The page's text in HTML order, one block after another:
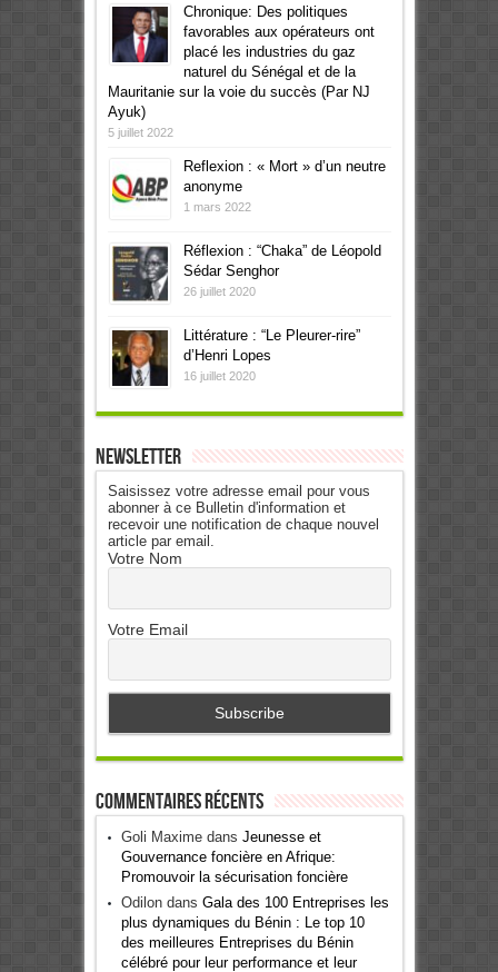
Chronique: Des politiques
favorables aux opérateurs ont
placé les industries du gaz
naturel du Sénégal et de la
Mauritanie sur la voie du succès (Par NJ
Ayuk)
5 juillet 2022
Reflexion : « Mort » d’un neutre
anonyme
1 mars 2022
Réflexion : “Chaka” de Léopold
Sédar Senghor
26 juillet 2020
Littérature : “Le Pleurer-rire”
d’Henri Lopes
16 juillet 2020
Newsletter
Saisissez votre adresse email pour vous
abonner à ce Bulletin d'information et
recevoir une notification de chaque nouvel
article par email.
Votre Nom
Votre Email
Commentaires récents
Goli Maximedans Jeunesse et
Gouvernance foncière en Afrique:
Promouvoir la sécurisation foncière
Odilondans Gala des 100 Entreprises les
plus dynamiques du Bénin : Le top 10
des meilleures Entreprises du Bénin
célébré pour leur performance et leur